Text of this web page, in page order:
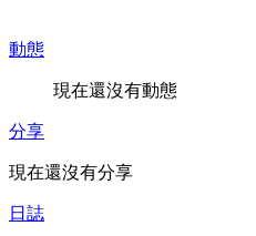
動態
現在還沒有動態
分享
現在還沒有分享
日誌